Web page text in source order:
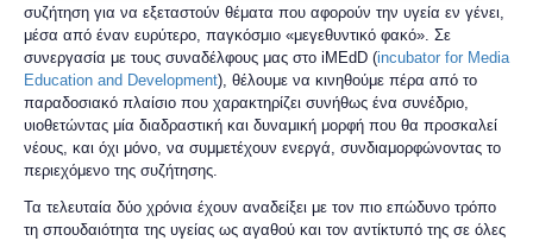
συζήτηση για να εξεταστούν θέματα που αφορούν την υγεία εν γένει,
μέσα από έναν ευρύτερο, παγκόσμιο «μεγεθυντικό φακό». Σε
συνεργασία με τους συναδέλφους μας στο iMEdD (incubator for Media
Education and Development), θέλουμε να κινηθούμε πέρα από το
παραδοσιακό πλαίσιο που χαρακτηρίζει συνήθως ένα συνέδριο,
υιοθετώντας μία διαδραστική και δυναμική μορφή που θα προσκαλεί
νέους, και όχι μόνο, να συμμετέχουν ενεργά, συνδιαμορφώνοντας το
περιεχόμενο της συζήτησης.
Τα τελευταία δύο χρόνια έχουν αναδείξει με τον πιο επώδυνο τρόπο
τη σπουδαιότητα της υγείας ως αγαθού και τον αντίκτυπό της σε όλες